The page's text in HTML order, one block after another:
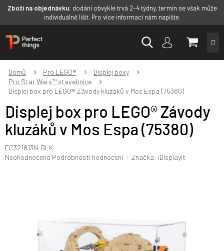
Zboží na objednávku: dodání obvykle trvá 2–4 týdny, termín se však může
individuálně lišit. Pro více informací nám napište.
na
obsah
KOŠÍK
Domů Pro LEGO®
Displej boxy
Pro Star Wars™ stavebnice
Displej box pro LEGO® Závody kluzáků v Mos Espa (75380)
Displej box pro LEGO® Závody
kluzáků v Mos Espa (75380)
EC321813N-BLK
Průměrné
Neohodnoceno Podrobnosti hodnocení Značka: iDisplayit